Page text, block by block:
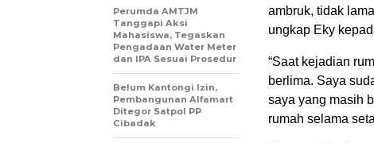
ambruk, tidak
ungkap Eky
“Saat kejadian
berlima. Saya
saya yang masih
rumah selama
Perumda AMTJM
Tanggapi Aksi
Mahasiswa, Tegaskan
Pengadaan Water Meter
dan IPA Sesuai Prosedur
Belum Kantongi Izin,
Pembangunan Alfamart
Ditegor Satpol PP
Cibadak